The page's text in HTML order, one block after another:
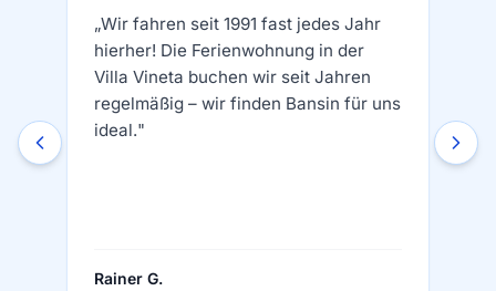
„Wir fahren seit 1991 fast jedes Jahr
hierher! Die Ferienwohnung in der
Villa Vineta buchen wir seit Jahren
regelmäßig – wir finden Bansin für uns
ideal."
Rainer G.